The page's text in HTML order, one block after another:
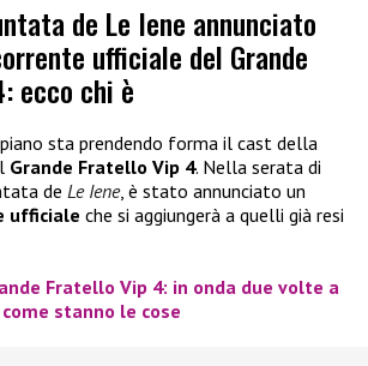
de Le Iene annunciato
ufficiale del Grande
ecco chi è
sta prendendo forma il cast della
Grande Fratello Vip 4. Nella serata di
de Le Iene, è stato annunciato un
ufficiale che si aggiungerà a quelli già resi
Fratello Vip 4: in onda due volte a
stanno le cose